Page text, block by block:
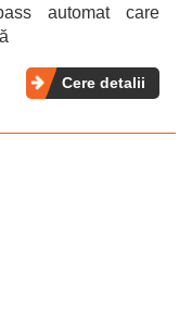
automat care
Cere detalii